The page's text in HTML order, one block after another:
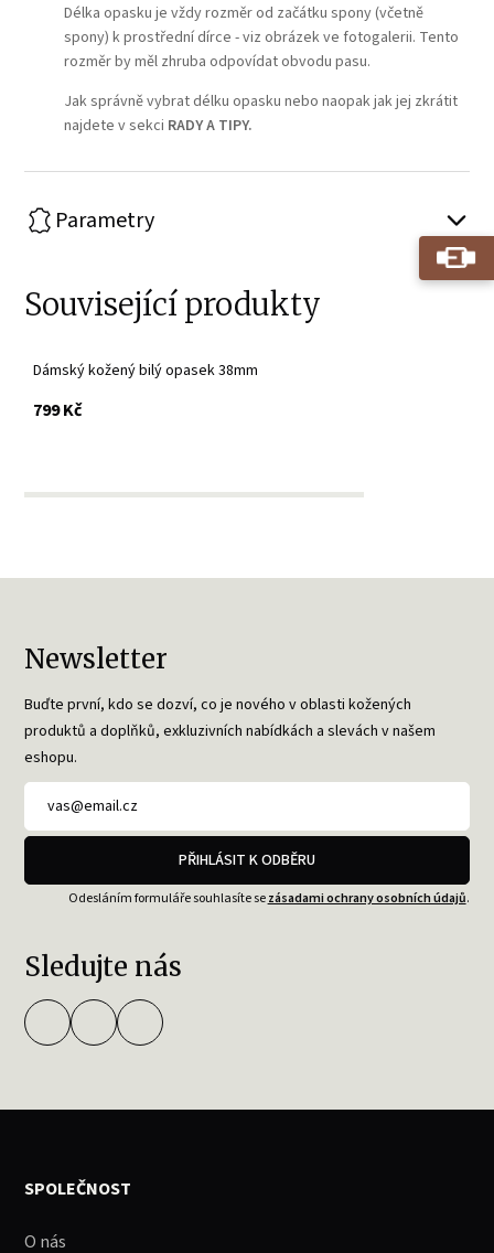
Délka opasku je vždy rozměr od začátku spony (včetně
spony) k prostřední dírce - viz obrázek ve fotogalerii. Tento
rozměr by měl zhruba odpovídat obvodu pasu.
Jak správně vybrat délku opasku nebo naopak jak jej zkrátit
najdete v sekci RADY A TIPY.
Parametry
Související produkty
Dámský kožený bilý opasek 38mm
799 Kčs DPH
Newsletter
Buďte první, kdo se dozví, co je nového v oblasti kožených
produktů a doplňků, exkluzivních nabídkách a slevách v našem
eshopu.
PŘIHLÁSIT K ODBĚRU
Odesláním formuláře souhlasíte sezásadami ochrany osobních údajů.
Sledujte nás
SPOLEČNOST
O nás